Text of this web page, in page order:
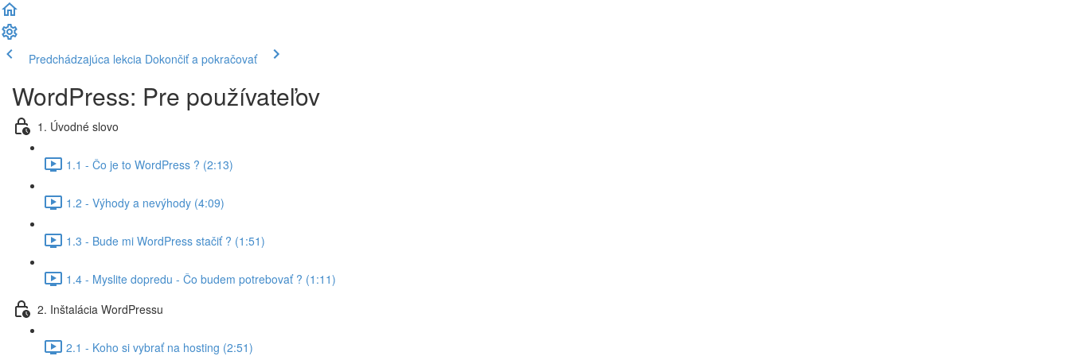
Predchádzajúca lekcia Dokončiť a pokračovať
WordPress: Pre používateľov
1. Úvodné slovo
1.1 - Čo je to WordPress ? (2:13)
1.2 - Výhody a nevýhody (4:09)
1.3 - Bude mi WordPress stačiť ? (1:51)
1.4 - Myslite dopredu - Čo budem potrebovať ? (1:11)
2. Inštalácia WordPressu
2.1 - Koho si vybrať na hosting (2:51)